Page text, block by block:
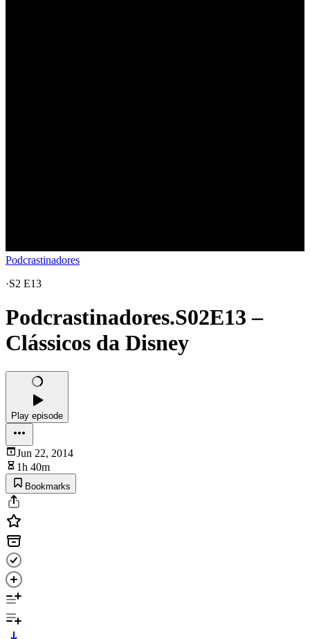
Podcrastinadores
·S2 E13
Podcrastinadores.S02E13 –
Clássicos da Disney
Play episode
Jun 22, 2014
1h 40m
Bookmarks